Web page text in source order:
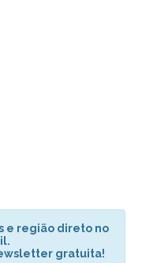
e região direto no
gratuita!